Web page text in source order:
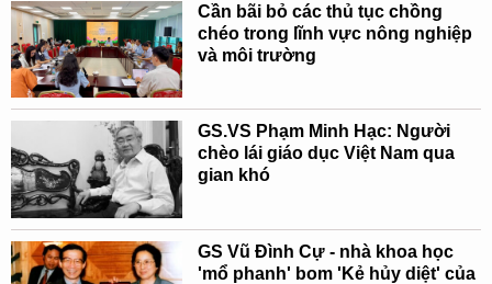
Cần bãi bỏ các thủ tục chồng
chéo trong lĩnh vực nông nghiệp
và môi trường
GS.VS Phạm Minh Hạc: Người
chèo lái giáo dục Việt Nam qua
gian khó
GS Vũ Đình Cự - nhà khoa học
'mổ phanh' bom 'Kẻ hủy diệt' của